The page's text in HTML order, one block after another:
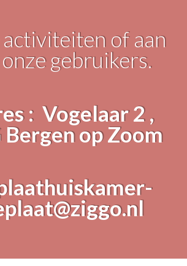
activiteiten of aan
gebruikers.
: Vogelaar 2 ,
Bergen op Zoom